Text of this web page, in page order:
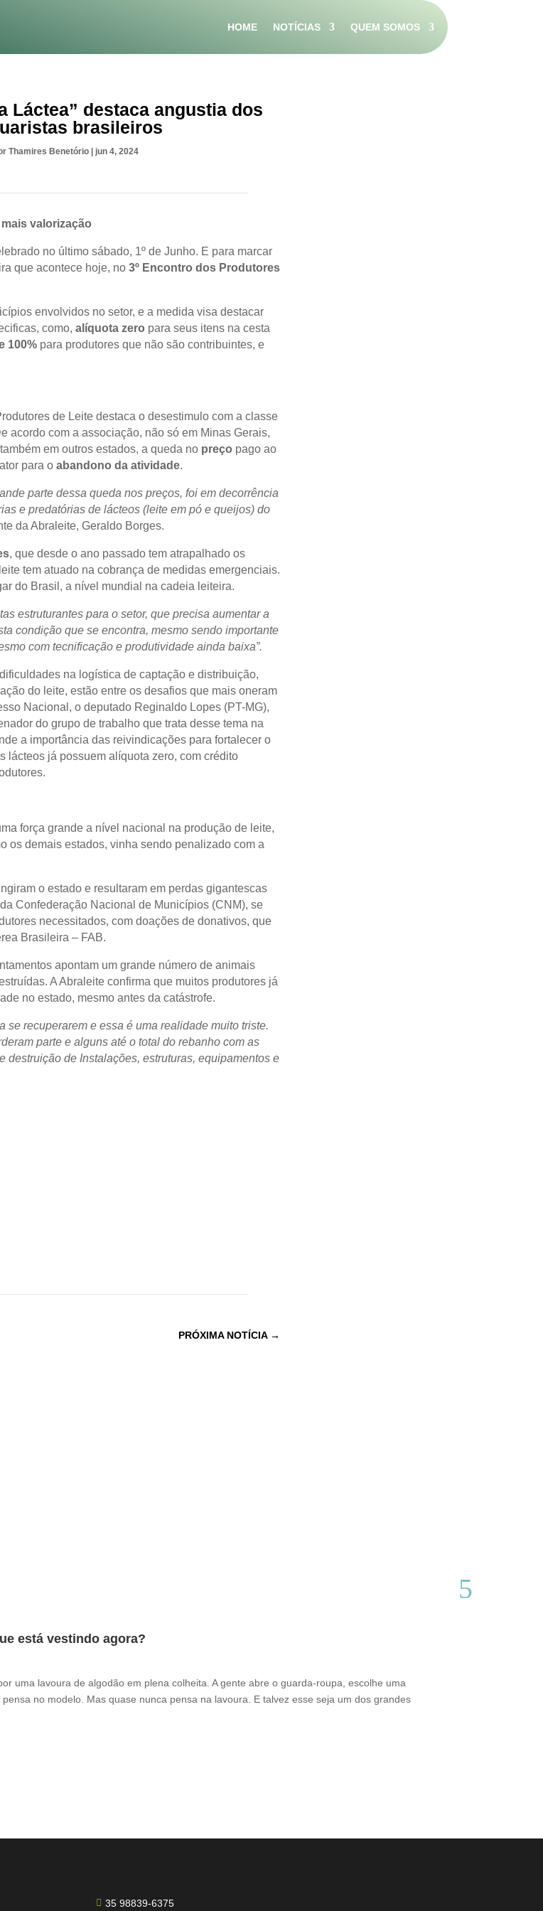
HOME NOTÍCIAS QUEM SOMOS
Láctea” destaca angustia dos
brasileiros
Thamires Benetório| jun 4, 2024
valorização
no último sábado, 1º de Junho. E para marcar
que acontece hoje, no 3º Encontro dos Produtores
envolvidos no setor, e a medida visa destacar
como, alíquota zero para seus itens na cesta
100%para produtores que não são contribuintes, e
de Leite destaca o desestimulo com a classe
acordo com a associação, não só em Minas Gerais,
em outros estados, a queda no preço pago ao
para oabandono da atividade.
parte dessa queda nos preços, foi em decorrência
e predatórias de lácteos (leite em pó e queijos) do
da Abraleite, Geraldo Borges.
, que desde o ano passado tem atrapalhado os
tem atuado na cobrança de medidas emergenciais.
do Brasil, a nível mundial na cadeia leiteira.
estruturantes para o setor, que precisa aumentar a
condição que se encontra, mesmo sendo importante
com tecnificação e produtividade ainda baixa”.
na logística de captação e distribuição,
do leite, estão entre os desafios que mais oneram
Nacional, o deputado Reginaldo Lopes (PT-MG),
do grupo de trabalho que trata desse tema na
a importância das reivindicações para fortalecer o
lácteos já possuem alíquota zero, com crédito
força grande a nível nacional na produção de leite,
os demais estados, vinha sendo penalizado com a
o estado e resultaram em perdas gigantescas
Confederação Nacional de Municípios (CNM), se
necessitados, com doações de donativos, que
Brasileira – FAB.
apontam um grande número de animais
A Abraleite confirma que muitos produtores já
no estado, mesmo antes da catástrofe.
se recuperarem e essa é uma realidade muito triste.
parte e alguns até o total do rebanho com as
destruição de Instalações, estruturas, equipamentos e
PRÓXIMA NOTÍCIA→
está vestindo agora?
uma lavoura de algodão em plena colheita. A gente abre o guarda-roupa, escolhe uma
no modelo. Mas quase nunca pensa na lavoura. E talvez esse seja um dos grandes
 35 98839-6375